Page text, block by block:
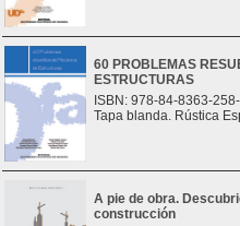
60 PROBLEMAS
ESTRUCTURAS
ISBN: 978-84-8363-
Tapa blanda. Rústica
A pie de obra.
construcción